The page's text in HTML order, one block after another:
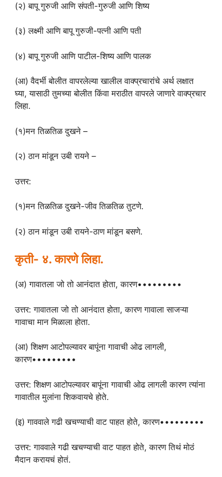
(२) बापू गुरुजी आणि संपती-गुरुजी आणि शिष्य
(३) लक्ष्मी आणि बापू गुरुजी-पत्नी आणि पती
(४) बापू गुरुजी आणि पाटील-शिष्य आणि पालक
(आ) वैदर्भी बोलीत वापरलेल्या खालील वाक्प्रचारांचे अर्थ लक्षात
घ्या, यासाठी तुमच्या बोलीत किंवा मराठीत वापरले जाणारे वाक्प्रचार
लिहा.
(१)मन तिळतिळ दुखने –
(२) ठान मांडून उबी रायने –
उत्तर:
(१)मन तिळतिळ दुखने-जीव तिळतिळ तुटणे.
(२) ठान मांडून उबी रायने-ठाण मांडून बसणे.
कृती- ४. कारणे लिहा.
(अ) गावातला जो तो आनंदात होता, कारण•••••••••
उत्तर: गावातला जो तो आनंदात होता, कारण गावाला साजऱ्या
गावाचा मान मिळाला होता.
(आ) शिक्षण आटोपल्यावर बापूंना गावाची ओढ लागली,
कारण•••••••••
उत्तर: शिक्षण आटोपल्यावर बापूंना गावाची ओढ लागली कारण त्यांना
गावातील मुलांना शिकवायचे होते.
(इ) गाववाले गढी खचण्याची वाट पाहत होते, कारण•••••••••
उत्तर: गाववाले गढी खचण्याची वाट पाहत होते, कारण तिथं मोठं
मैदान करायचं होतं.